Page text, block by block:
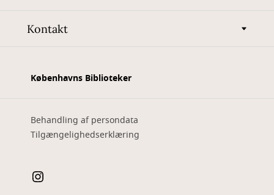
Kontakt
Københavns Biblioteker
Behandling af persondata
Tilgængelighedserklæring